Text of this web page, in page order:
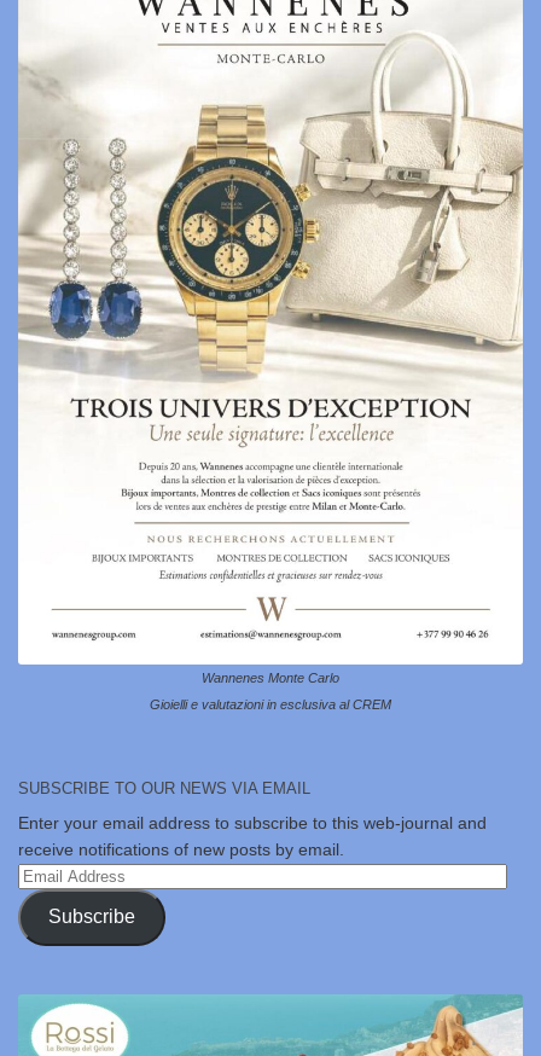
Wannenes Monte Carlo
Gioielli e valutazioni in esclusiva al CREM
SUBSCRIBE TO OUR NEWS VIA EMAIL
Enter your email address to subscribe to this web-journal and
receive notifications of new posts by email.
Email
Address
Subscribe